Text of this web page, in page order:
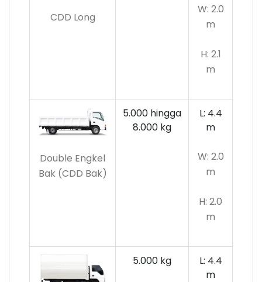
CDD Long
W: 2.0
m
H: 2.1
m
Double Engkel
Bak (CDD Bak)
5.000 hingga
8.000 kg
L: 4.4
m
W: 2.0
m
H: 2.0
m
5.000 kg
L: 4.4
m